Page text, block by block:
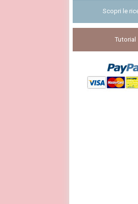
Scopri le
Tutorial